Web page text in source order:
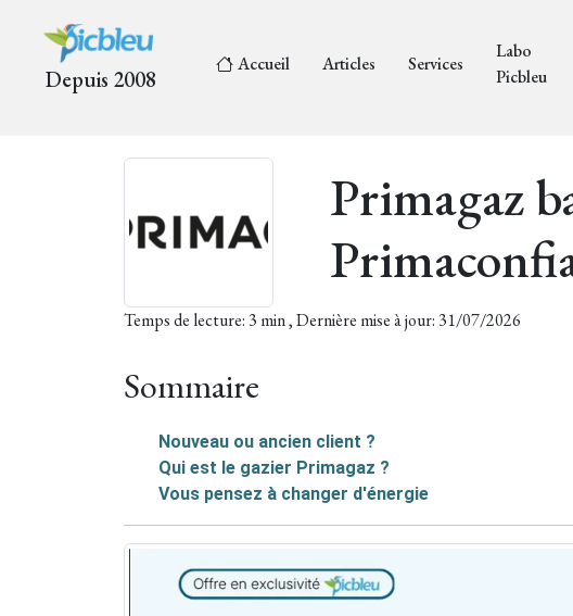
Depuis 2008
Accueil Articles Services
Labo
Picbleu
Primagaz
Temps de lecture: 3 min , Dernière mise à jour: 31/07/2026
Sommaire
Nouveau ou ancien client ?
Qui est le gazier Primagaz ?
Vous pensez à changer d'énergie